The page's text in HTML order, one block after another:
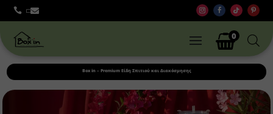
 
0
Box in – Premium Είδη Σπιτιού και Διακόσμησης